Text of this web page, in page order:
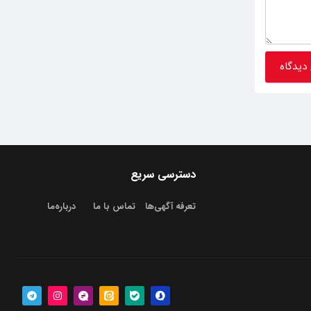
دسترسی سریع
تعرفه آگهی‌ها تماس با ما درباره‌‌ما